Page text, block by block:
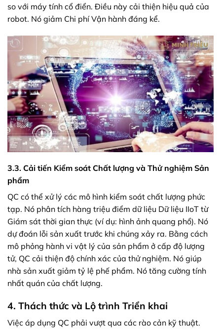
so với máy tính cổ điển. Điều này cải thiện hiệu quả của
robot. Nó giảm Chi phí Vận hành đáng kể.
3.3. Cải tiến Kiểm soát Chất lượng và Thử nghiệm Sản
phẩm
QC có thể xử lý các mô hình kiểm soát chất lượng phức
tạp. Nó phân tích hàng triệu điểm dữ liệu Dữ liệu IIoT từ
Giám sát thời gian thực (ví dụ: hình ảnh quang phổ). Nó
dự đoán lỗi sản xuất trước khi chúng xảy ra. Bằng cách
mô phỏng hành vi vật lý của sản phẩm ở cấp độ lượng
tử, QC cải thiện độ chính xác của thử nghiệm. Nó giúp
nhà sản xuất giảm tỷ lệ phế phẩm. Nó tăng cường tính
nhất quán của chất lượng.
4. Thách thức và Lộ trình Triển khai
Việc áp dụng QC phải vượt qua các rào cản kỹ thuật.